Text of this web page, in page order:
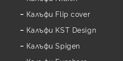
Калъфи Flip cover
Калъфи KST Design
Калъфи Spigen